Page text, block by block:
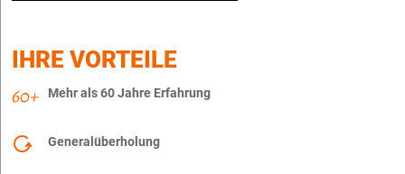
IHRE VORTEILE
Mehr als 60 Jahre Erfahrung
Generalüberholung